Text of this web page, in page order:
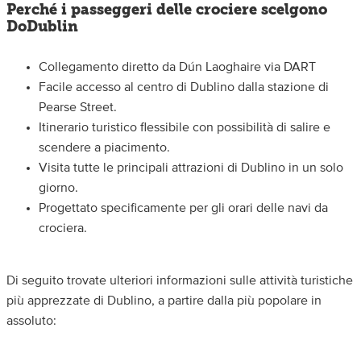
Perché i passeggeri delle crociere scelgono
DoDublin
Collegamento diretto da Dún Laoghaire via DART
Facile accesso al centro di Dublino dalla stazione di
Pearse Street.
Itinerario turistico flessibile con possibilità di salire e
scendere a piacimento.
Visita tutte le principali attrazioni di Dublino in un solo
giorno.
Progettato specificamente per gli orari delle navi da
crociera.
Di seguito trovate ulteriori informazioni sulle attività turistiche
più apprezzate di Dublino, a partire dalla più popolare in
assoluto: